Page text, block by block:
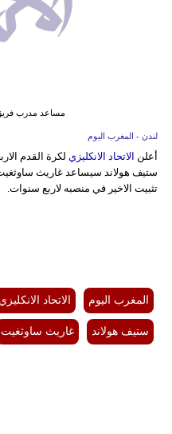
مساعد مدرب
لندن - المغرب اليوم
أعلن الاتحاد الانكليزي لكرة القدم
ستيف هولاند سيساعد غاريث
تثبيت الاخير في منصبه لاربع سنوات.
المغرب اليوم الاتحاد الانكليزي
ستيف هولاند غاريث ساوثغيت